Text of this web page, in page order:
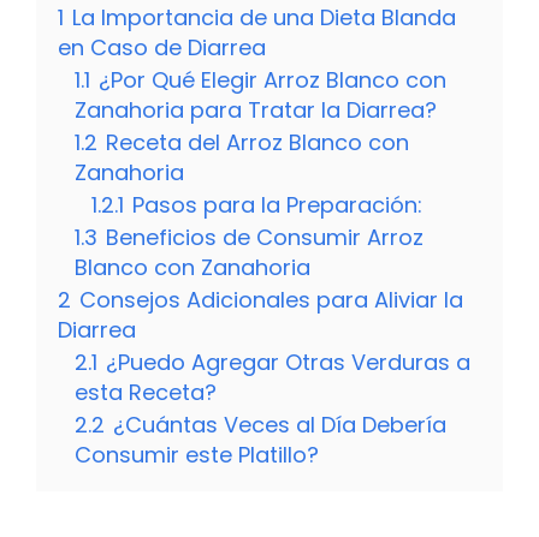
1 La Importancia de una Dieta Blanda
en Caso de Diarrea
1.1 ¿Por Qué Elegir Arroz Blanco con
Zanahoria para Tratar la Diarrea?
1.2 Receta del Arroz Blanco con
Zanahoria
1.2.1 Pasos para la Preparación:
1.3 Beneficios de Consumir Arroz
Blanco con Zanahoria
2 Consejos Adicionales para Aliviar la
Diarrea
2.1 ¿Puedo Agregar Otras Verduras a
esta Receta?
2.2 ¿Cuántas Veces al Día Debería
Consumir este Platillo?